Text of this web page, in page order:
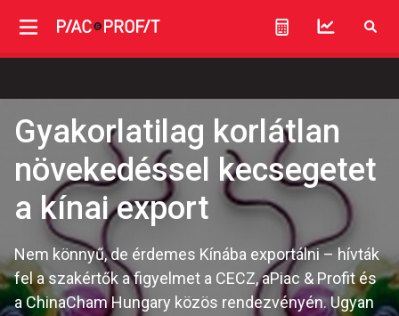
Gyakorlatilag korlátlan
növekedéssel kecsegetet
a kínai export
Nem könnyű, de érdemes Kínába exportálni – hívták
fel a szakértők a figyelmet a CECZ, aPiac & Profit és
a ChinaCham Hungary közös rendezvényén. Ugyan